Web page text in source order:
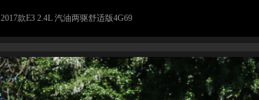
2017款E3 2.4L 汽油两驱舒适版4G69